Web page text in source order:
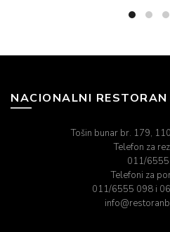
NACIONALNI RESTORAN
Tošin bunar br. 179,
Telefon za
011/
Telefoni za
011/6555 098 i